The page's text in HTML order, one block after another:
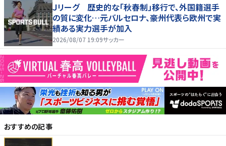
Ｊリーグ 歴史的な「秋春制」移行で、外国籍選手
の質に変化…元バルセロナ、豪州代表ら欧州で実
績ある実力選手が加入
2026/08/07 19:09サッカー
おすすめの記事